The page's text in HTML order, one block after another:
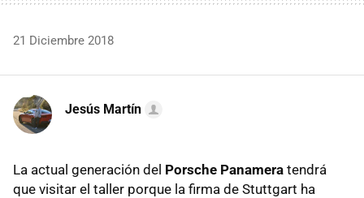
21 Diciembre 2018
Jesús Martín
La actual generación del Porsche Panamera tendrá
que visitar el taller porque la firma de Stuttgart ha